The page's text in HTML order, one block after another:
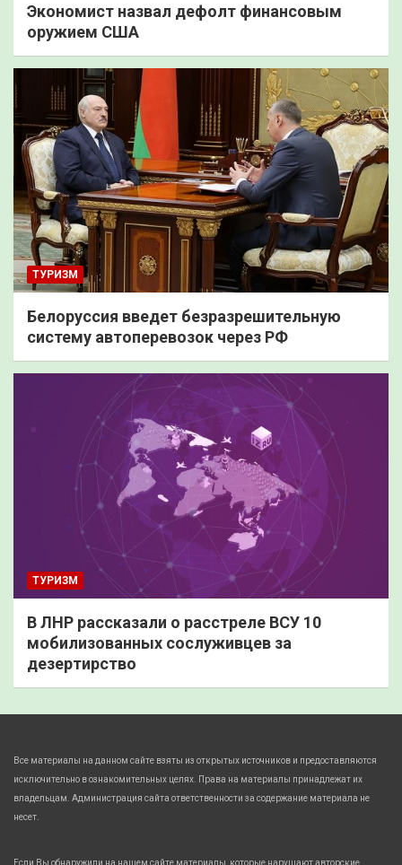
Экономист назвал дефолт финансовым
оружием США
ТУРИЗМ
Белоруссия введет безразрешительную
систему автоперевозок через РФ
ТУРИЗМ
В ЛНР рассказали о расстреле ВСУ 10
мобилизованных сослуживцев за
дезертирство
Все материалы на данном сайте взяты из открытых источников и предоставляются
исключительно в ознакомительных целях. Права на материалы принадлежат их
владельцам. Администрация сайта ответственности за содержание материала не
несет.
Если Вы обнаружили на нашем сайте материалы, которые нарушают авторские